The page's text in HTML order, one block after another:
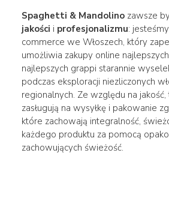
Spaghetti & Mandolinozawsze
jakości i profesjonalizmu:
commerce we Włoszech, który
umożliwia zakupy online
najlepszych grappi starannie
podczas eksploracji niezliczonych
regionalnych. Ze względu na
zasługują na wysyłkę i pakowanie
które zachowają integralność,
każdego produktu za pomocą
zachowujących świeżość.